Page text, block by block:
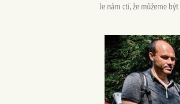
Je nám ctí, že můžeme